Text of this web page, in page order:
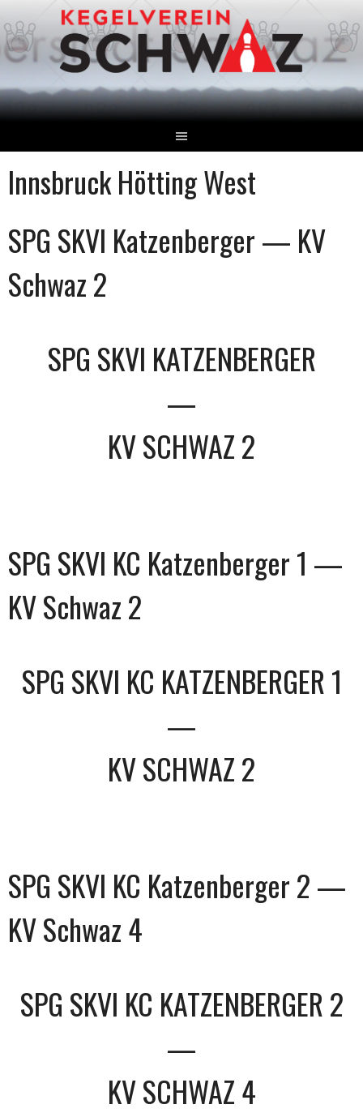
zum
Inhalt
Innsbruck Hötting West
SPG SKVI Katzenberger — KV
Schwaz 2
SPG SKVI KATZENBERGER
—
KV SCHWAZ 2
SPG SKVI KC Katzenberger 1 —
KV Schwaz 2
SPG SKVI KC KATZENBERGER 1
—
KV SCHWAZ 2
SPG SKVI KC Katzenberger 2 —
KV Schwaz 4
SPG SKVI KC KATZENBERGER 2
—
KV SCHWAZ 4